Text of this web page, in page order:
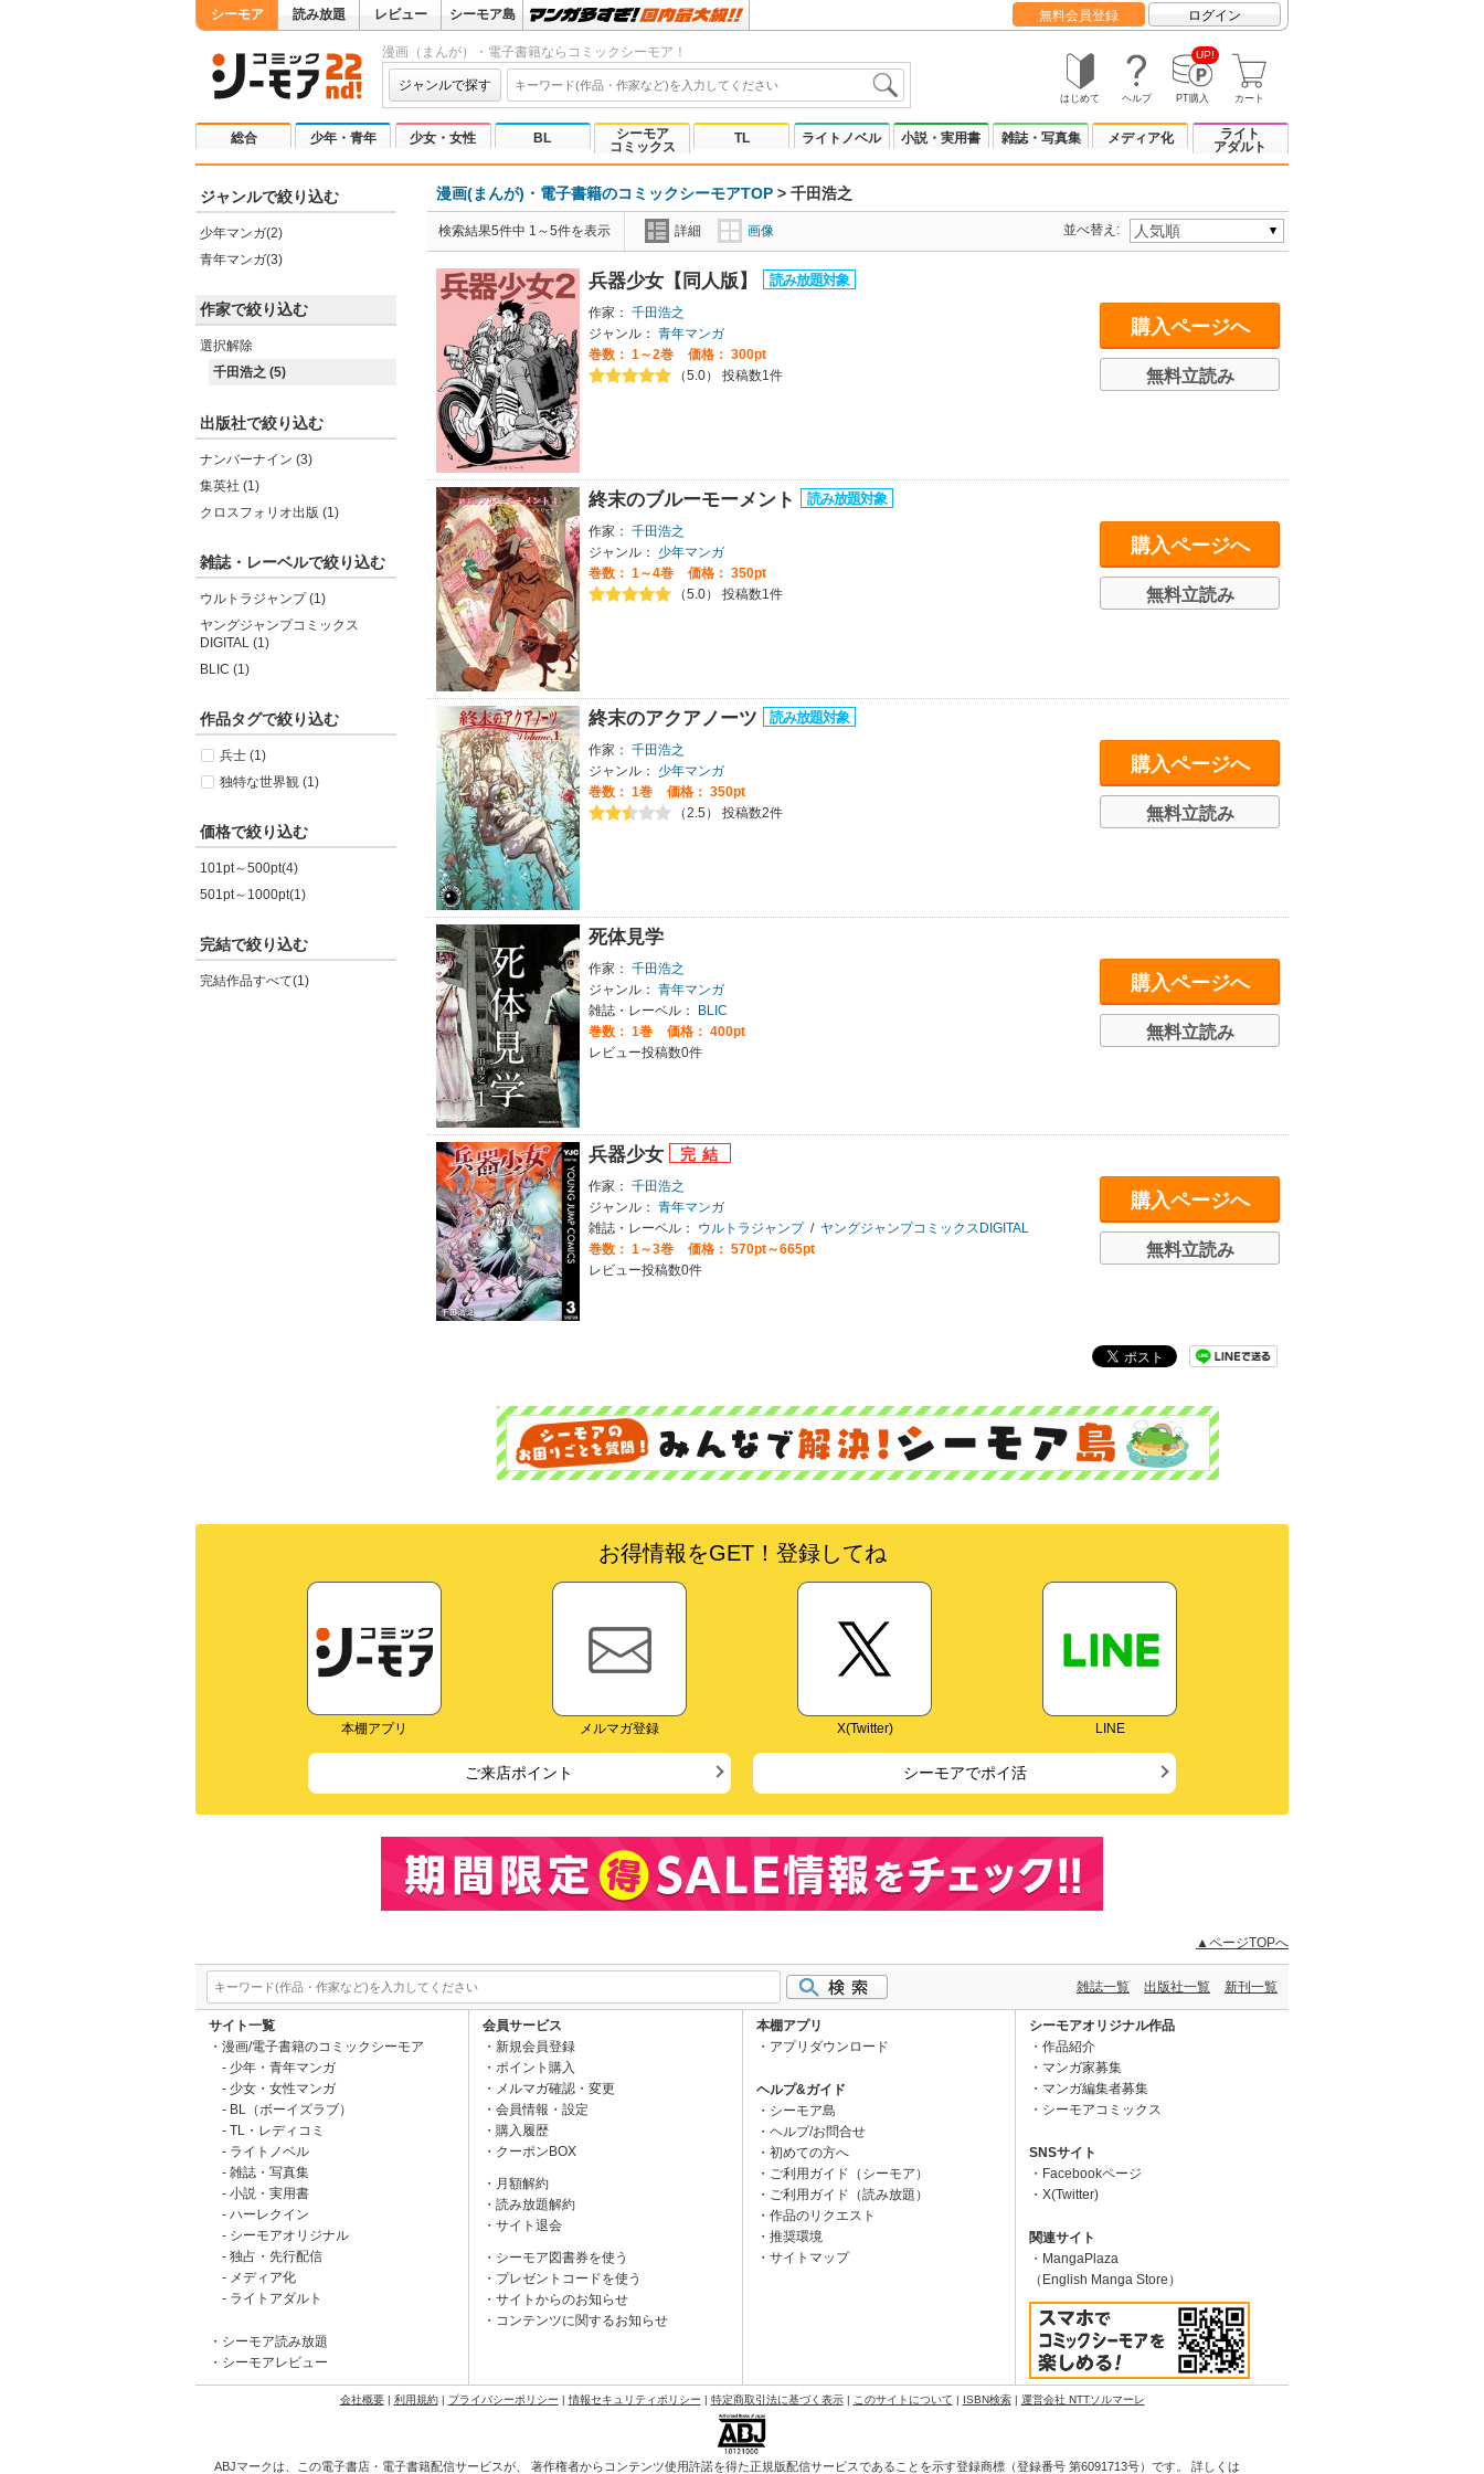
シーモア 読み放題 レビュー シーモア島 無料会員登録 ログイン
漫画（まんが）・電子書籍ならコミックシーモア！
ジャンルで探す
はじめて ヘルプ
UP!
PT購入 カート
総合 少年・青年 少女・女性 BL
シーモア
コミックス
TL ライトノベル 小説・実用書 雑誌・写真集 メディア化
ライト
アダルト
ジャンルで絞り込む
少年マンガ(2)
青年マンガ(3)
作家で絞り込む
選択解除
千田浩之 (5)
出版社で絞り込む
ナンバーナイン (3)
集英社 (1)
クロスフォリオ出版 (1)
雑誌・レーベルで絞り込む
ウルトラジャンプ (1)
ヤングジャンプコミックス
DIGITAL (1)
BLIC (1)
作品タグで絞り込む
兵士 (1)
独特な世界観 (1)
価格で絞り込む
101pt～500pt(4)
501pt～1000pt(1)
完結で絞り込む
完結作品すべて(1)
漫画(まんが)・電子書籍のコミックシーモアTOP > 千田浩之
検索結果5件中 1～5件を表示 詳細 画像 並べ替え:
兵器少女【同人版】
作家： 千田浩之
ジャンル： 青年マンガ
巻数： 1～2巻
価格： 300pt
（5.0） 投稿数1件
購入ページへ
無料立読み
終末のブルーモーメント
作家： 千田浩之
ジャンル：
少年マンガ
巻数： 1～4巻
価格： 350pt
（5.0） 投稿数1件
購入ページへ
無料立読み
終末のアクアノーツ
作家： 千田浩之
ジャンル：
少年マンガ
巻数： 1巻
価格： 350pt
（2.5） 投稿数2件
購入ページへ
無料立読み
死体見学
作家： 千田浩之
ジャンル： 青年マンガ
雑誌・レーベル：
BLIC
巻数： 1巻
価格： 400pt
レビュー投稿数0件
購入ページへ
無料立読み
兵器少女
作家： 千田浩之
ジャンル： 青年マンガ
雑誌・レーベル：
ウルトラジャンプ / ヤングジャンプコミックスDIGITAL
巻数： 1～3巻
価格： 570pt～665pt
レビュー投稿数0件
購入ページへ
無料立読み
お得情報をGET！登録してね
本棚アプリ メルマガ登録 X(Twitter) LINE
ご来店ポイント シーモアでポイ活
▲ページTOPへ
雑誌一覧 出版社一覧 新刊一覧
サイト一覧
漫画/電子書籍のコミックシーモア
少年・青年マンガ
少女・女性マンガ
BL（ボーイズラブ）
TL・レディコミ
ライトノベル
雑誌・写真集
小説・実用書
ハーレクイン
シーモアオリジナル
独占・先行配信
メディア化
ライトアダルト
シーモア読み放題
シーモアレビュー
会員サービス
新規会員登録
ポイント購入
メルマガ確認・変更
会員情報・設定
購入履歴
クーポンBOX
月額解約
読み放題解約
サイト退会
シーモア図書券を使う
プレゼントコードを使う
サイトからのお知らせ
コンテンツに関するお知らせ
本棚アプリ
アプリダウンロード
ヘルプ&ガイド
シーモア島
ヘルプ/お問合せ
初めての方へ
ご利用ガイド（シーモア）
ご利用ガイド（読み放題）
作品のリクエスト
推奨環境
サイトマップ
シーモアオリジナル作品
作品紹介
マンガ家募集
マンガ編集者募集
シーモアコミックス
SNSサイト
Facebookページ
X(Twitter)
関連サイト
MangaPlaza
（English Manga Store）
会社概要| 利用規約| プライバシーポリシー | 情報セキュリティポリシー | 特定商取引法に基づく表示| このサイトについて | ISBN検索| 運営会社 NTTソルマーレ
ABJマークは、この電子書店・電子書籍配信サービスが、 著作権者からコンテンツ使用許諾を得た正規版配信サービスであることを示す登録商標（登録番号 第6091713号）です。 詳しくは